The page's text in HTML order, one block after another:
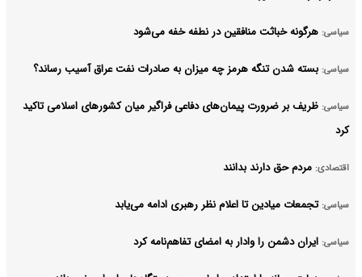
سیاسی: هرگونه خباثت منافقین در نطفه خفه می‌شود
سیاسی: بسته شدن تنگه هرمز چه میزان به صادرات نفت عراق آسیب رساند؟
سیاسی: ظریف بر ضرورت پیمان‌های دفاعی فراگیر میان کشورهای اسلامی تاکید
کرد
اقتصادی: مردم حق دارند بدانند
سیاسی: تجمعات میادین تا اعلام نظر رهبری ادامه می‌یابد
سیاسی: ایران دشمن را وادار به امضای تفاهم‌نامه کرد